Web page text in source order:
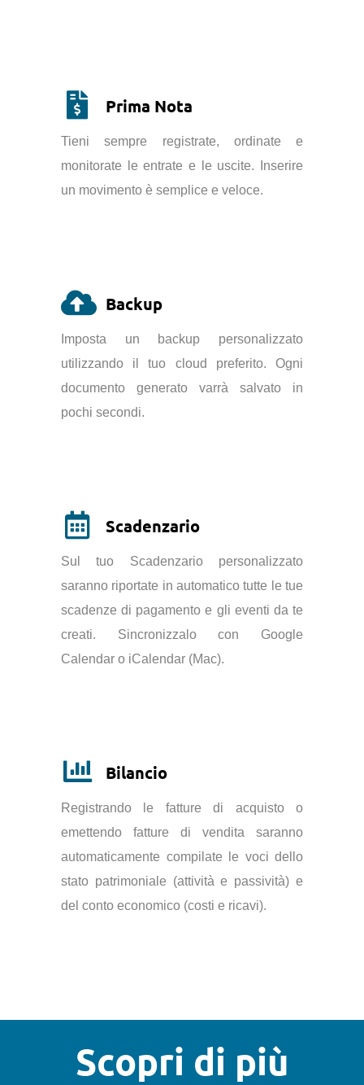
Prima Nota
Tieni sempre registrate, ordinate e
monitorate le entrate e le uscite. Inserire
un movimento è semplice e veloce.
Backup
Imposta un backup personalizzato
utilizzando il tuo cloud preferito. Ogni
documento generato varrà salvato in
pochi secondi.
Scadenzario
Sul tuo Scadenzario personalizzato
saranno riportate in automatico tutte le tue
scadenze di pagamento e gli eventi da te
creati. Sincronizzalo con Google
Calendar o iCalendar (Mac).
Bilancio
Registrando le fatture di acquisto o
emettendo fatture di vendita saranno
automaticamente compilate le voci dello
stato patrimoniale (attività e passività) e
del conto economico (costi e ricavi).
Scopri di più